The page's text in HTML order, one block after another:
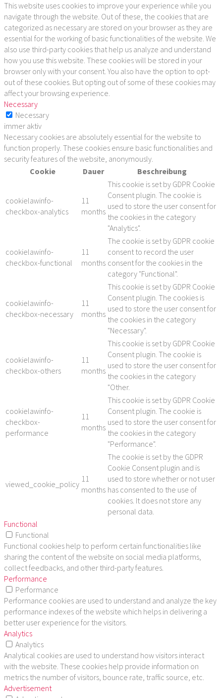
This website uses cookies to improve your experience while you
navigate through the website. Out of these, the cookies that are
categorized as necessary are stored on your browser as they are
essential for the working of basic functionalities of the website. We
also use third-party cookies that help us analyze and understand
how you use this website. These cookies will be stored in your
browser only with your consent. You also have the option to opt-
out of these cookies. But opting out of some of these cookies may
affect your browsing experience.
Necessary
Necessary
immer aktiv
Necessary cookies are absolutely essential for the website to
function properly. These cookies ensure basic functionalities and
security features of the website, anonymously.
Cookie
Dauer Beschreibung
cookielawinfo-
checkbox-analytics
11
months
This cookie is set by GDPR Cookie
Consent plugin. The cookie is
used to store the user consent for
the cookies in the category
"Analytics".
cookielawinfo-
checkbox-functional
11
months
The cookie is set by GDPR cookie
consent to record the user
consent for the cookies in the
category "Functional".
cookielawinfo-
checkbox-necessary
11
months
This cookie is set by GDPR Cookie
Consent plugin. The cookies is
used to store the user consent for
the cookies in the category
"Necessary".
cookielawinfo-
checkbox-others
11
months
This cookie is set by GDPR Cookie
Consent plugin. The cookie is
used to store the user consent for
the cookies in the category
"Other.
cookielawinfo-
checkbox-
performance
11
months
This cookie is set by GDPR Cookie
Consent plugin. The cookie is
used to store the user consent for
the cookies in the category
"Performance".
viewed_cookie_policy
11
months
The cookie is set by the GDPR
Cookie Consent plugin and is
used to store whether or not user
has consented to the use of
cookies. It does not store any
personal data.
Functional
Functional
Functional cookies help to perform certain functionalities like
sharing the content of the website on social media platforms,
collect feedbacks, and other third-party features.
Performance
Performance
Performance cookies are used to understand and analyze the key
performance indexes of the website which helps in delivering a
better user experience for the visitors.
Analytics
Analytics
Analytical cookies are used to understand how visitors interact
with the website. These cookies help provide information on
metrics the number of visitors, bounce rate, traffic source, etc.
Advertisement